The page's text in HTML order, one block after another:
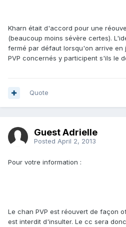
Kharn était d'accord pour une
(beaucoup moins sévère certes).
fermé par défaut lorsqu'on arrive en
PVP concernés y participent s'ils le
Quote
Guest Adrielle
Posted April 2, 2013
Pour votre information :
Le chan PVP est réouvert de façon
est interdit d'insulter. Le cc sera